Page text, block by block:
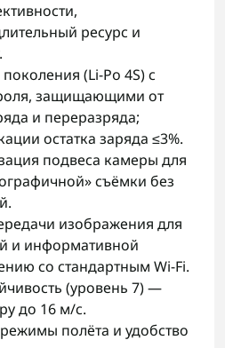
ресурс и
(Li‑Po 4S) с
защищающими от
и переразряда;
остатка заряда ≤3%.
подвеса камеры для
съёмки без
изображения для
и информативной
со стандартным Wi‑Fi.
(уровень 7) —
до 16 м/с.
полёта и удобство